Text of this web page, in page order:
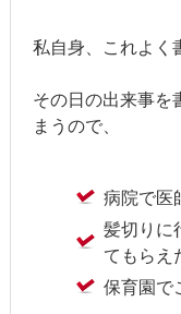
私自身、これよく
その日の出来事を
まうので、
病院で医
髪切りに
てもらえ
保育園で